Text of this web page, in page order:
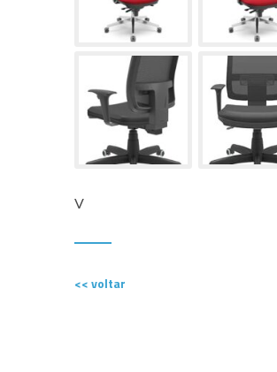
V
<< voltar